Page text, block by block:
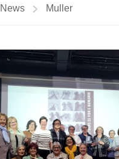
News Muller